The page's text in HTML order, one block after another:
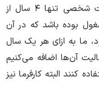
مشغول بوده باشند به طور مثال ممکن است شخصی تنها ۴ سال از
بوده باشد که در آن
شود، ما به ازای هر یک سال
سال‌های فعالیت آن‌ها اضافه می‌کنیم
کنند البته کارفرما نیز